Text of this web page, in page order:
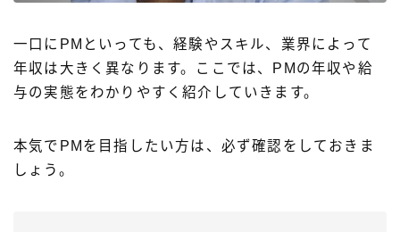
一口にPMといっても、経験やスキル、業界によって
年収は大きく異なります。ここでは、PMの年収や給
与の実態をわかりやすく紹介していきます。
本気でPMを目指したい方は、必ず確認をしておきま
しょう。